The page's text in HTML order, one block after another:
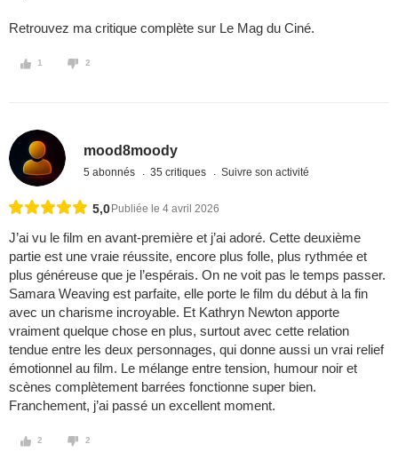
Retrouvez ma critique complète sur Le Mag du Ciné.
1 2
mood8moody
5 abonnés 35 critiques Suivre son activité
5,0 Publiée le 4 avril 2026
J’ai vu le film en avant-première et j’ai adoré. Cette deuxième
partie est une vraie réussite, encore plus folle, plus rythmée et
plus généreuse que je l’espérais. On ne voit pas le temps passer.
Samara Weaving est parfaite, elle porte le film du début à la fin
avec un charisme incroyable. Et Kathryn Newton apporte
vraiment quelque chose en plus, surtout avec cette relation
tendue entre les deux personnages, qui donne aussi un vrai relief
émotionnel au film. Le mélange entre tension, humour noir et
scènes complètement barrées fonctionne super bien.
Franchement, j’ai passé un excellent moment.
2 2